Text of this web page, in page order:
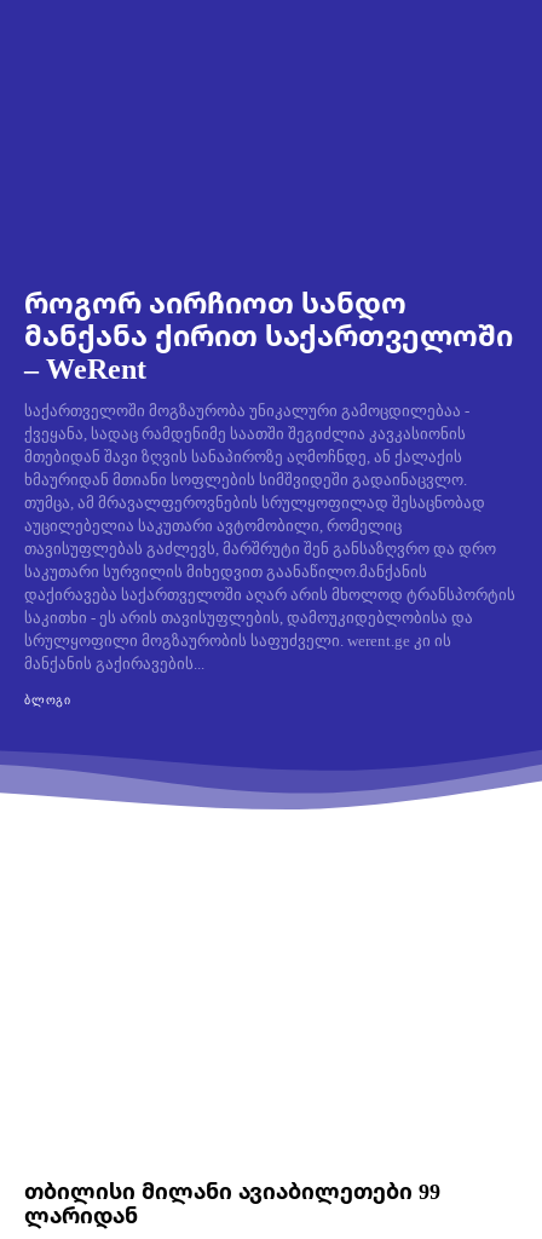
როგორ აირჩიოთ სანდო
მანქანა ქირით საქართველოში
– WeRent
საქართველოში მოგზაურობა უნიკალური გამოცდილებაა -
ქვეყანა, სადაც რამდენიმე საათში შეგიძლია კავკასიონის
მთებიდან შავი ზღვის სანაპიროზე აღმოჩნდე, ან ქალაქის
ხმაურიდან მთიანი სოფლების სიმშვიდეში გადაინაცვლო.
თუმცა, ამ მრავალფეროვნების სრულყოფილად შესაცნობად
აუცილებელია საკუთარი ავტომობილი, რომელიც
თავისუფლებას გაძლევს, მარშრუტი შენ განსაზღვრო და დრო
საკუთარი სურვილის მიხედვით გაანაწილო.მანქანის
დაქირავება საქართველოში აღარ არის მხოლოდ ტრანსპორტის
საკითხი - ეს არის თავისუფლების, დამოუკიდებლობისა და
სრულყოფილი მოგზაურობის საფუძველი. werent.ge კი ის
მანქანის გაქირავების...
ᲑᲚᲝᲒᲘ
თბილისი მილანი ავიაბილეთები 99
ლარიდან